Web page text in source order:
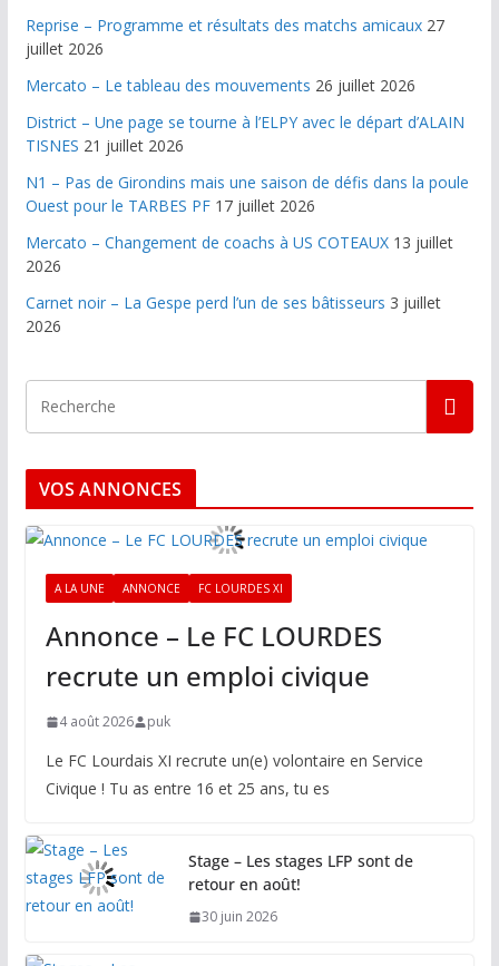
Reprise – Programme et résultats des matchs amicaux 27
juillet 2026
Mercato – Le tableau des mouvements 26 juillet 2026
District – Une page se tourne à l’ELPY avec le départ d’ALAIN
TISNES 21 juillet 2026
N1 – Pas de Girondins mais une saison de défis dans la poule
Ouest pour le TARBES PF 17 juillet 2026
Mercato – Changement de coachs à US COTEAUX 13 juillet
2026
Carnet noir – La Gespe perd l’un de ses bâtisseurs 3 juillet
2026
VOS ANNONCES
A LA UNE ANNONCE FC LOURDES XI
Annonce – Le FC LOURDES
recrute un emploi civique
4 août 2026 puk
Le FC Lourdais XI recrute un(e) volontaire en Service
Civique ! Tu as entre 16 et 25 ans, tu es
Stage – Les stages LFP sont de
retour en août!
30 juin 2026